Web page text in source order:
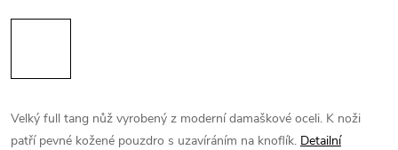
Velký full tang nůž vyrobený z moderní damaškové oceli. K noži
patří pevné kožené pouzdro s uzavíráním na knoflík. Detailní